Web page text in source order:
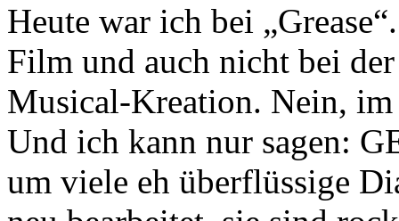
Heute war ich bei
Film und auch nicht bei
Musical-Kreation. Nein,
Und ich kann nur sagen:
um viele eh überflüssige